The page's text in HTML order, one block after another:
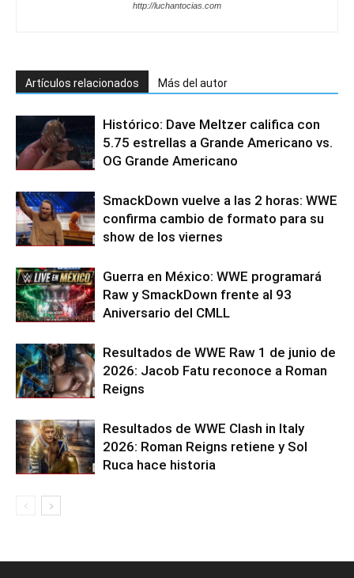
http://luchantocias.com
Artículos relacionados Más del autor
Histórico: Dave Meltzer califica con
5.75 estrellas a Grande Americano vs.
OG Grande Americano
SmackDown vuelve a las 2 horas: WWE
confirma cambio de formato para su
show de los viernes
Guerra en México: WWE programará
Raw y SmackDown frente al 93
Aniversario del CMLL
Resultados de WWE Raw 1 de junio de
2026: Jacob Fatu reconoce a Roman
Reigns
Resultados de WWE Clash in Italy
2026: Roman Reigns retiene y Sol
Ruca hace historia